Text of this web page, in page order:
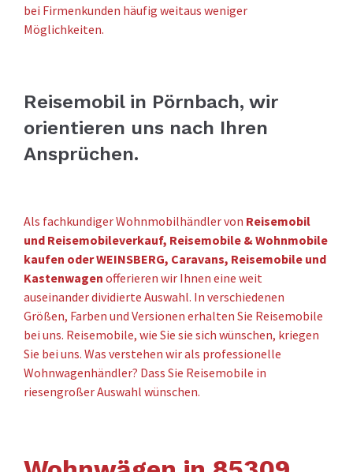
bei Firmenkunden häufig weitaus weniger
Möglichkeiten.
Reisemobil in Pörnbach, wir
orientieren uns nach Ihren
Ansprüchen.
Als fachkundiger Wohnmobilhändler von Reisemobil
und Reisemobileverkauf, Reisemobile & Wohnmobile
kaufen oder WEINSBERG, Caravans, Reisemobile und
Kastenwagen offerieren wir Ihnen eine weit
auseinander dividierte Auswahl. In verschiedenen
Größen, Farben und Versionen erhalten Sie Reisemobile
bei uns. Reisemobile, wie Sie sie sich wünschen, kriegen
Sie bei uns. Was verstehen wir als professionelle
Wohnwagenhändler? Dass Sie Reisemobile in
riesengroßer Auswahl wünschen.